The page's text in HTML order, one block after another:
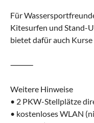
Für
Kitesurfen und Stand-
bietet dafür auch Kurse
⸻
Weitere Hinweise
• 2 PKW-Stellplätze
• kostenloses WLAN